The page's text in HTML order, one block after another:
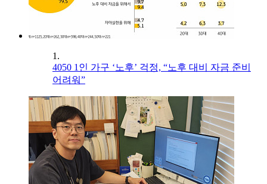
1.
4050 1인 가구 ‘노후’ 걱정, “노후 대비 자금 준비
어려워”